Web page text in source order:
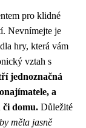
pro klidné
Nevnímejte je
hry, která vám
vztah s
jednoznačná
a
či domu. Důležité
měla jasně